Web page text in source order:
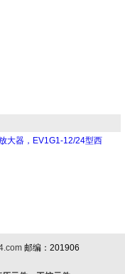
大器，EV1G1-12/24型西
邮编：201906